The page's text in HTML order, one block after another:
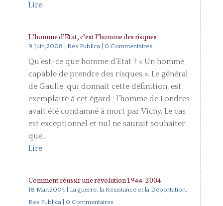
Lire
L’homme d’Etat, c’est l’homme des risques
9 Juin,2008 Res Publica| 0 Commentaires
Qu’est-ce que homme d’Etat ? « Un homme
capable de prendre des risques ». Le général
de Gaulle, qui donnait cette définition, est
exemplaire à cet égard : l’homme de Londres
avait été condamné à mort par Vichy. Le cas
est exceptionnel et nul ne saurait souhaiter
que...
Lire
Comment réussir une révolution 1944-2004
18 Mar,2004 La guerre, la Résistance et la Déportation,
Res Publica| 0 Commentaires